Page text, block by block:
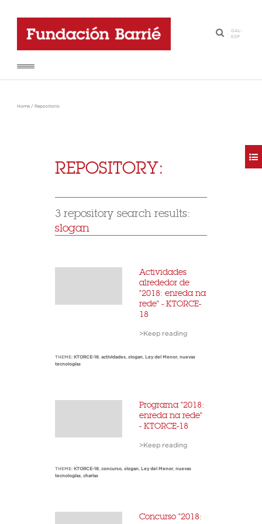
·
GAL-
ESP
Home / Repositorio
REPOSITORY:
3 repository search results:
slogan
Actividades
alrededor de
"2018: enreda na
rede" - KTORCE-
18
>Keep reading
THEME: KTORCE-18, actividades, slogan, Ley del Menor, nuevas
tecnologías
Programa "2018:
enreda na rede"
- KTORCE-18
>Keep reading
THEME: KTORCE-18, concurso, slogan, Ley del Menor, nuevas
tecnologías, charlas
Concurso "2018: